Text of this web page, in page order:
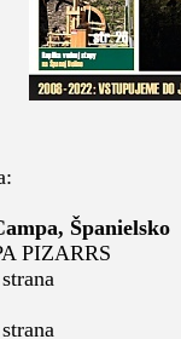
Španielsko
PIZARRS